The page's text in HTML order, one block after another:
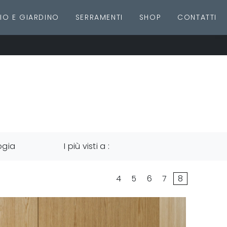
E GIARDINO SERRAMENTI SHOP CONTATTI
I più visti a :
4 5 6 7 8